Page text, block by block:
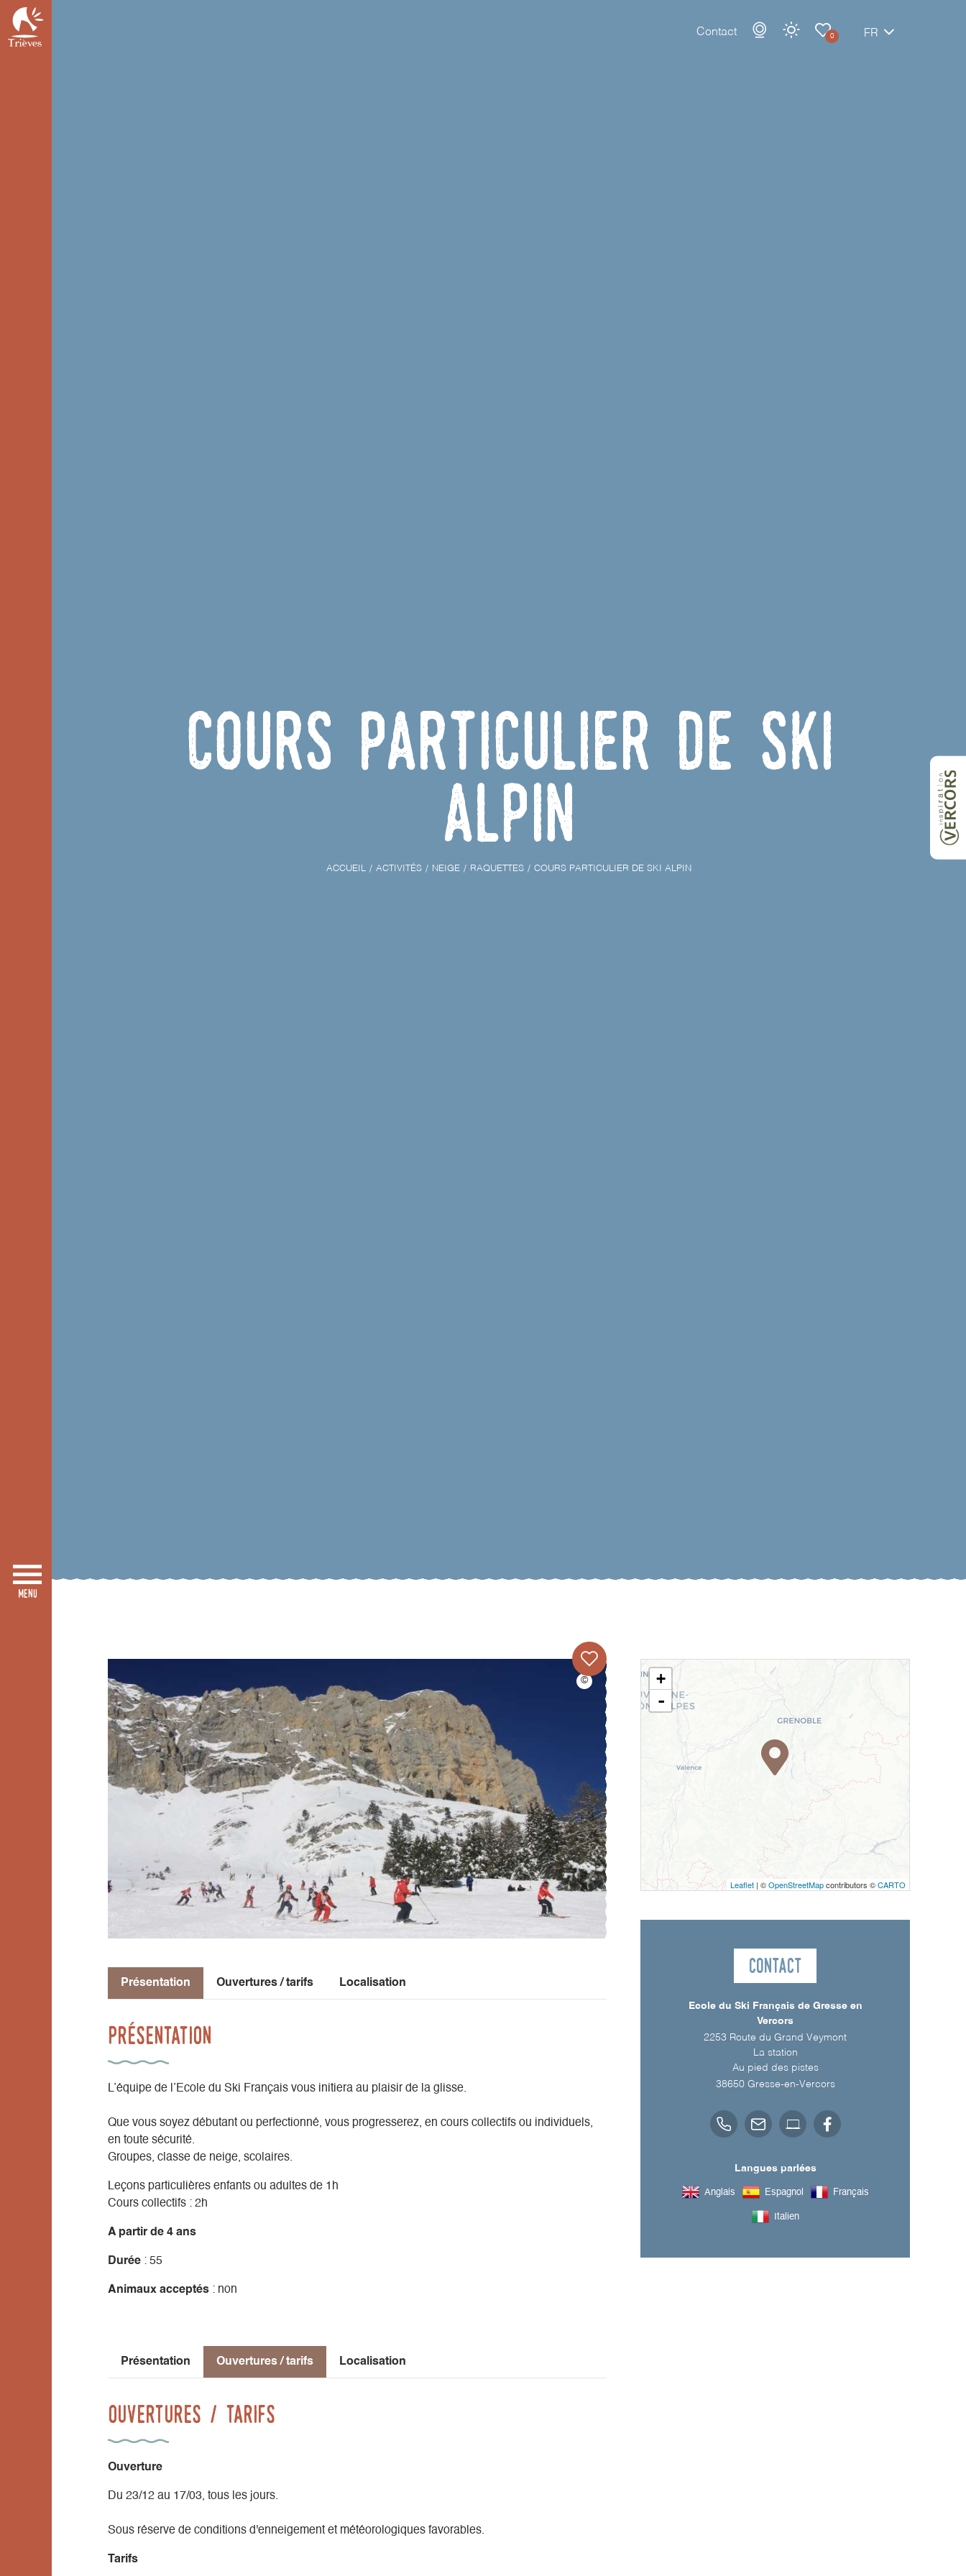
Contact 0 FR
Cours particulier de ski
alpin
ACCUEIL ACTIVITÉS NEIGE RAQUETTES COURS PARTICULIER DE SKI ALPIN
Présentation Ouvertures / tarifs Localisation
Présentation
L’équipe de l’Ecole du Ski Français vous initiera au plaisir de la glisse.
Que vous soyez débutant ou perfectionné, vous progresserez, en cours collectifs ou individuels,
en toute sécurité.
Groupes, classe de neige, scolaires.
Leçons particulières enfants ou adultes de 1h
Cours collectifs : 2h
A partir de 4 ans
Durée : 55
Animaux acceptés : non
Présentation Ouvertures / tarifs Localisation
Ouvertures / tarifs
Ouverture
Du 23/12 au 17/03, tous les jours.
Sous réserve de conditions d'enneigement et météorologiques favorables.
Tarifs
+
-
Leaflet | ©OpenStreetMapcontributors ©CARTO
Contact
Ecole du Ski Français de Gresse en
Vercors
2253 Route du Grand Veymont
La station
Au pied des pistes
38650 Gresse-en-Vercors
Langues parlées
Anglais Espagnol Français
Italien